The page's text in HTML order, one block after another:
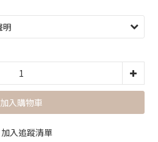
加入購物車
加入追蹤清單